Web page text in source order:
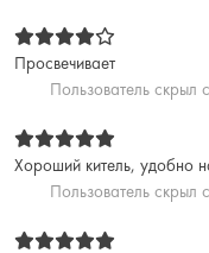
Просвечивает
Пользователь скрыл
Хороший китель, удобно
Пользователь скрыл